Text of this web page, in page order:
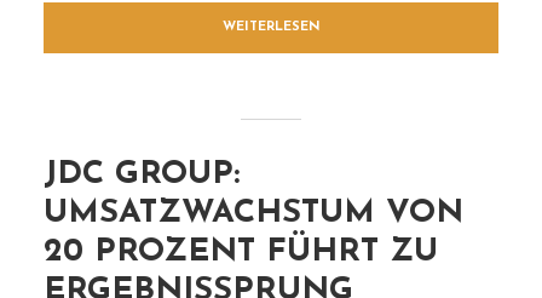
WEITERLESEN
JDC GROUP:
UMSATZWACHSTUM VON
20 PROZENT FÜHRT ZU
ERGEBNISSPRUNG